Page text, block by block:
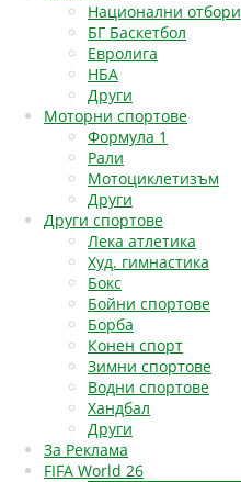
Национални отбори
БГ Баскетбол
Евролига
НБА
Други
Моторни спортове
Формула 1
Рали
Мотоциклетизъм
Други
Други спортове
Лека атлетика
Худ. гимнастика
Бокс
Бойни спортове
Борба
Конен спорт
Зимни спортове
Водни спортове
Хандбал
Други
За Реклама
FIFA World 26